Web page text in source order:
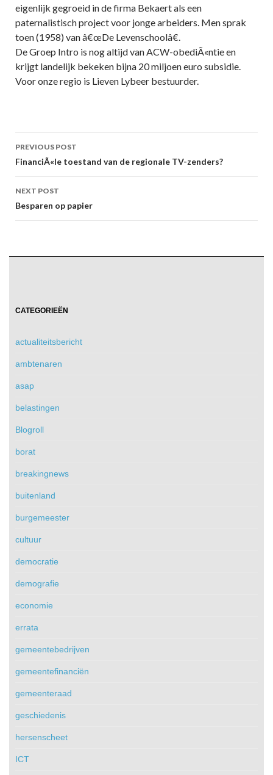
eigenlijk gegroeid in de firma Bekaert als een
paternalistisch project voor jonge arbeiders. Men sprak
toen (1958) van â€œDe Levenschoolâ€.
De Groep Intro is nog altijd van ACW-obediÃ«ntie en
krijgt landelijk bekeken bijna 20 miljoen euro subsidie.
Voor onze regio is Lieven Lybeer bestuurder.
Post
navigation
PREVIOUS POST
FinanciÃ«le toestand van de regionale TV-zenders?
NEXT POST
Besparen op papier
CATEGORIEËN
actualiteitsbericht
ambtenaren
asap
belastingen
Blogroll
borat
breakingnews
buitenland
burgemeester
cultuur
democratie
demografie
economie
errata
gemeentebedrijven
gemeentefinanciën
gemeenteraad
geschiedenis
hersenscheet
ICT